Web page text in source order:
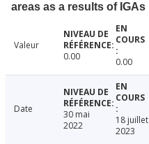
areas as a results of IGAs
Valeur
0.00
0.00
Date
30 mai
2022
18 juillet
2023